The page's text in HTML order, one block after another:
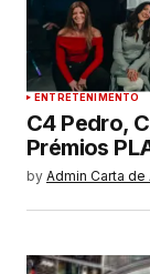
ENTRETENIMENTO
C4 Pedro,
Prémios
by Admin Carta de